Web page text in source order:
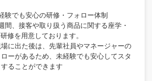
験でも安心の研修・フォロー体制
間、接客や取り扱う商品に関する座学・
修を用意しております。
場に出た後は、先輩社員やマネージャーの
ーがあるため、未経験でも安心してスタ
ることができます